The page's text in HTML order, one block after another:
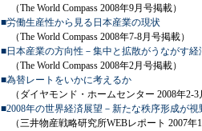
（The World Compass 2008年9月号掲載）
■労働生産性から見る日本産業の現状
（The World Compass 2008年7-8月号掲載）
■日本産業の方向性－集中と拡散がうながす経
（The World Compass 2008年2月号掲載）
■為替レートをいかに考えるか
（ダイヤモンド・ホームセンター 2008年2-3
■2008年の世界経済展望－新たな秩序形成が視
（三井物産戦略研究所WEBレポート 2007年